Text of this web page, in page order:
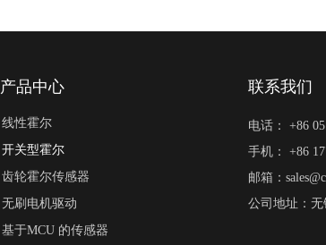
产品中心
线性霍尔
开关型霍尔
齿轮霍尔传感器
无刷电机驱动
基于MCU 的传感器
联系我们
电话： +86
手机： +86
邮箱：
公司地址：无